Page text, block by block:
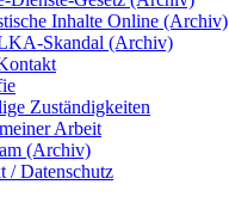
Inhalte Online (Archiv)
Skandal (Archiv)
Zuständigkeiten
Arbeit
(Archiv)
/ Datenschutz